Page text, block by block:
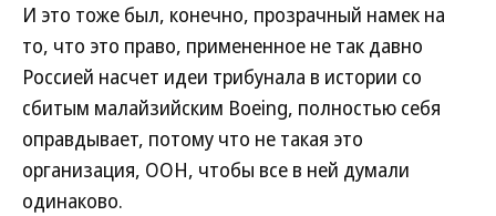
И это тоже был, конечно, прозрачный намек на
то, что это право, примененное не так давно
Россией насчет идеи трибунала в истории со
сбитым малайзийским Boeing, полностью себя
оправдывает, потому что не такая это
организация, ООН, чтобы все в ней думали
одинаково.